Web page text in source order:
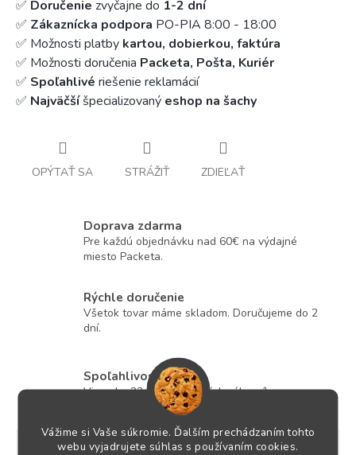
Vážime si Vaše súkromie. Ďalším prechádzaním tohto
webu vyjadrujete súhlas s používaním cookies.
✅ Doručenie zvyčajne do 1-2 dní
✅ Zákaznícka podpora PO-PIA 8:00 - 18:00
✅ Možnosti platby kartou, dobierkou, faktúra
✅ Možnosti doručenia Packeta, Pošta, Kuriér
✅ Spoľahlivé riešenie reklamácií
✅ Najväčšíšpecializovaný eshop na šachy
OPÝTAŤ SA STRÁŽIŤ ZDIEĽAŤ
Doprava zdarma
Pre každú objednávku nad 60€ na výdajné
miesto Packeta.
Rýchle doručenie
Všetok tovar máme skladom. Doručujeme do 2
dní.
Spoľahlivosť
Viac ako 22 810 spokojných zákazníkov.
Popis Podobné (3) Hodnotenie Diskusia